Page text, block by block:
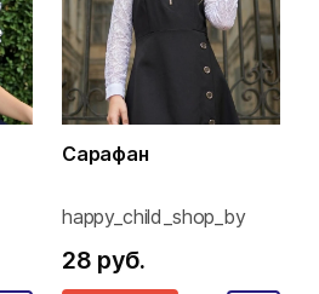
Сарафан
happy_child_shop_by
28 руб.